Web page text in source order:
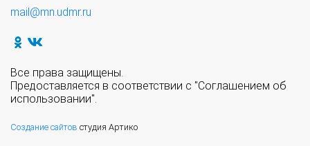
mail@mn.udmr.ru
Все права защищены.
Предоставляется в соответствии с "Соглашением об
использовании".
Создание сайтов студия Артико